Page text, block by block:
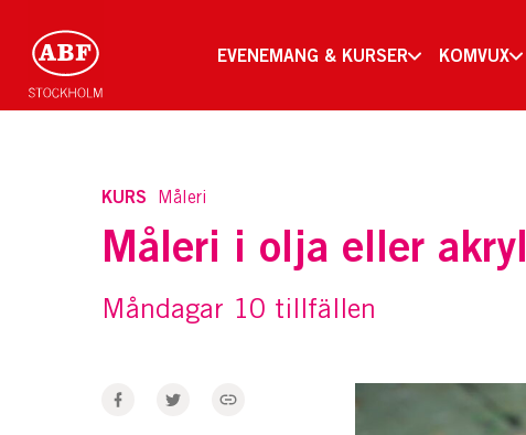
EVENEMANG & KURSER KOMVUX
KURS Måleri
Måleri i olja eller akryl
Måndagar 10 tillfällen